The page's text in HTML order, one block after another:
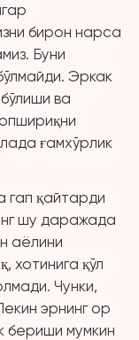
бирон нарса
Буни
Эркак
ва
ғамхўрлик
гап қайтарди
шу даражада
аёлини
хотинига қўл
Чунки,
эрнинг ор
бериши мумкин